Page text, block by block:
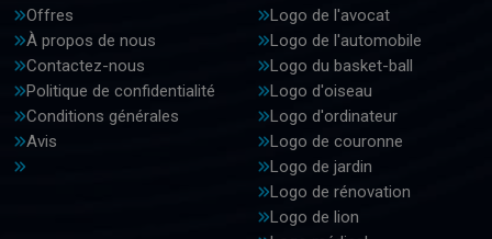
Offres
À propos de nous
Contactez-nous
Politique de confidentialité
Conditions générales
Avis
Logo de l'avocat
Logo de l'automobile
Logo du basket-ball
Logo d'oiseau
Logo d'ordinateur
Logo de couronne
Logo de jardin
Logo de rénovation
Logo de lion